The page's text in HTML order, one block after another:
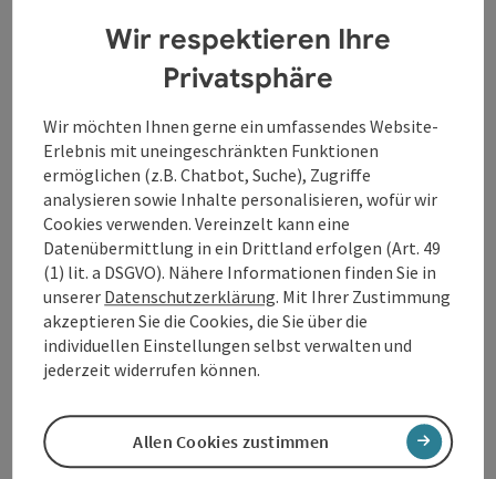
Öffnungszeiten
Ausstattung
Preise
Eignung
Barrierefreiheit
Wir respektieren Ihre
Privatsphäre
Wir möchten Ihnen gerne ein umfassendes Website-
Erlebnis mit uneingeschränkten Funktionen
ermöglichen (z.B. Chatbot, Suche), Zugriffe
analysieren sowie Inhalte personalisieren, wofür wir
Cookies verwenden. Vereinzelt kann eine
Datenübermittlung in ein Drittland erfolgen (Art. 49
(1) lit. a DSGVO). Nähere Informationen finden Sie in
unserer Datenschutzerklärung. Mit Ihrer Zustimmung
akzeptieren Sie die Cookies, die Sie über die
individuellen Einstellungen selbst verwalten und
jederzeit widerrufen können.
Allen Cookies zustimmen